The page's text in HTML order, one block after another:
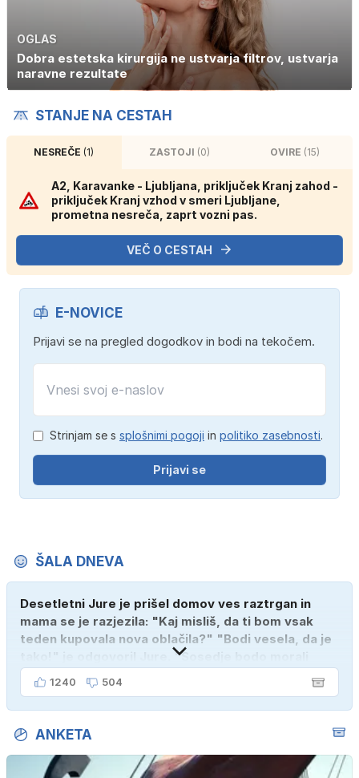
OGLAS
Dobra estetska kirurgija ne ustvarja filtrov, ustvarja
naravne rezultate
STANJE NA CESTAH
NESREČE(1) ZASTOJI (0) OVIRE (15)
A2, Karavanke - Ljubljana, priključek Kranj zahod -
priključek Kranj vzhod v smeri Ljubljane,
prometna nesreča, zaprt vozni pas.
VEČ O CESTAH
E-NOVICE
Prijavi se na pregled dogodkov in bodi na tekočem.
Strinjam se s splošnimi pogoji in politiko zasebnosti.
Prijavi se
ŠALA DNEVA
Desetletni Jure je prišel domov ves raztrgan in
mama se je razjezila: "Kaj misliš, da ti bom vsak
teden kupovala nova oblačila?" "Bodi vesela, da je
tako!" je odgovoril Jure. "Sosedje bodo morali
kupiti novega sina, tako sem ga prebutal!"
1240 504
ANKETA